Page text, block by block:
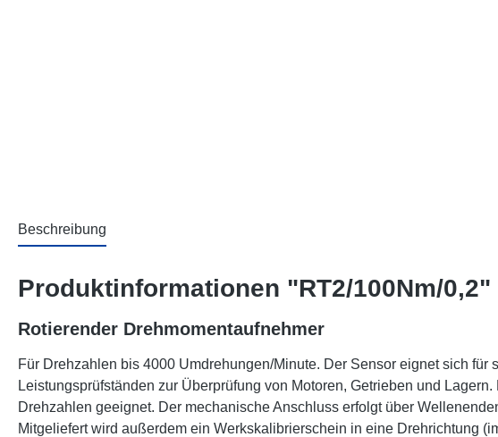
Beschreibung
Produktinformationen "RT2/100Nm/0,2"
Rotierender Drehmomentaufnehmer
Für Drehzahlen bis 4000 Umdrehungen/Minute. Der Sensor eignet sich
Leistungsprüfständen zur Überprüfung von Motoren, Getrieben und
Drehzahlen geeignet. Der mechanische Anschluss erfolgt über
Mitgeliefert wird außerdem ein Werkskalibrierschein in eine Drehrichtung